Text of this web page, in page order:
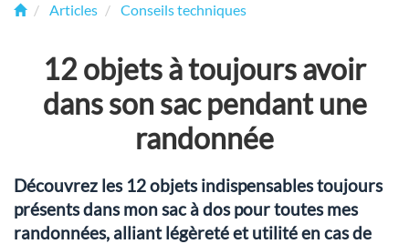
Articles Conseils techniques
12 objets à toujours avoir
dans son sac pendant une
randonnée
Découvrez les 12 objets indispensables toujours
présents dans mon sac à dos pour toutes mes
randonnées, alliant légèreté et utilité en cas de